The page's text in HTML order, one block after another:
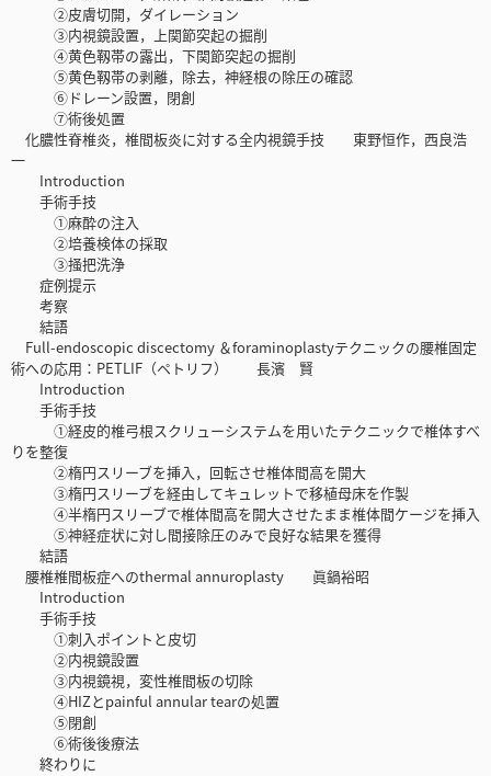
②皮膚切開，ダイレーション
③内視鏡設置，上関節突起の掘削
④黄色靱帯の露出，下関節突起の掘削
⑤黄色靱帯の剥離，除去，神経根の除圧の確認
⑥ドレーン設置，閉創
⑦術後処置
化膿性脊椎炎，椎間板炎に対する全内視鏡手技 東野恒作，西良浩
一
Introduction
手術手技
①麻酔の注入
②培養検体の採取
③掻把洗浄
症例提示
考察
結語
Full-endoscopic discectomy ＆foraminoplastyテクニックの腰椎固定
術への応用：PETLIF（ペトリフ） 長濱 賢
Introduction
手術手技
①経皮的椎弓根スクリューシステムを用いたテクニックで椎体すべ
りを整復
②楕円スリーブを挿入，回転させ椎体間高を開大
③楕円スリーブを経由してキュレットで移植母床を作製
④半楕円スリーブで椎体間高を開大させたまま椎体間ケージを挿入
⑤神経症状に対し間接除圧のみで良好な結果を獲得
結語
腰椎椎間板症へのthermal annuroplasty 眞鍋裕昭
Introduction
手術手技
①刺入ポイントと皮切
②内視鏡設置
③内視鏡視，変性椎間板の切除
④HIZとpainful annular tearの処置
⑤閉創
⑥術後後療法
終わりに